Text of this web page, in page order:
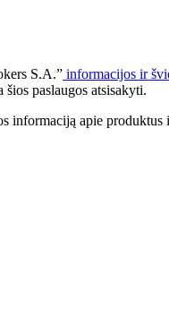
S.A.” informacijos ir
paslaugos atsisakyti.
apie produktus